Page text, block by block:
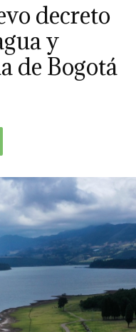
decreto
y
de Bogotá